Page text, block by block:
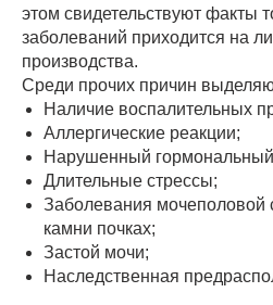
этом свидетельствуют факты
заболеваний приходится на
производства.
Среди прочих причин
Наличие воспалительных
Аллергические реакции;
Нарушенный
Длительные стрессы;
Заболевания мочеполовой
камни почках;
Застой мочи;
Наследственная